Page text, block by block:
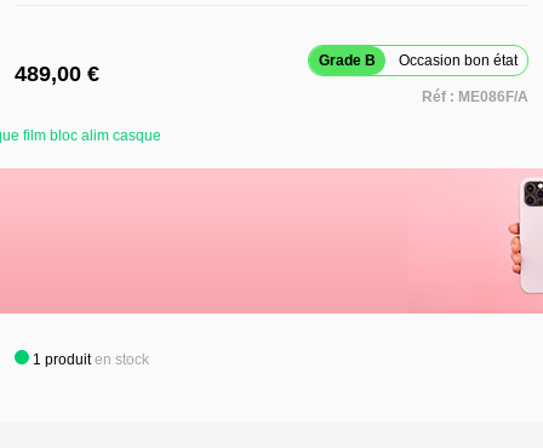
film bloc alim casque
489,00 €
Grade B Occasion bon état
Réf : ME086F/A
mes favoris
1 produit en stock